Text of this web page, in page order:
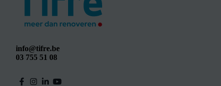
info@tifre.be
03 755 51 08